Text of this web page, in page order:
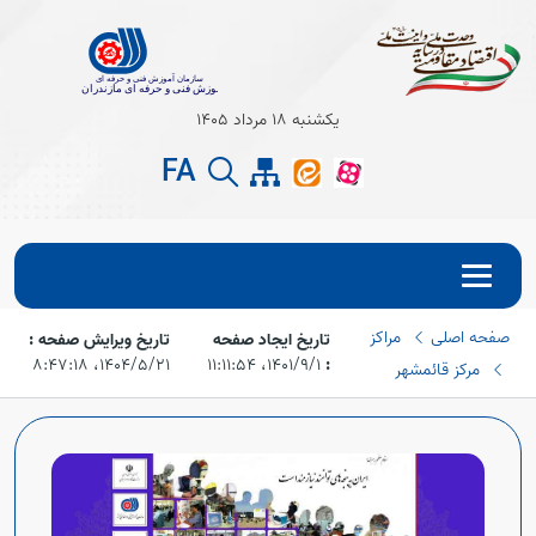
Open
Open
یکشنبه 18 مرداد 1405
FA
صفحه اصلی
مراکز
مرکز قائمشهر
تاریخ ایجاد صفحه
:۱۴۰۱/۹/۱،‏ ۱۱:۱۱:۵۴
تاریخ ویرایش صفحه :
۱۴۰۴/۵/۲۱،‏ ۸:۴۷:۱۸